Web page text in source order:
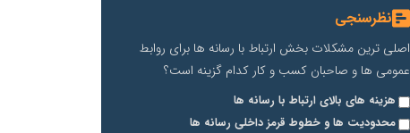
نظرسنجی
اصلی ترین مشکلات بخش ارتباط با رسانه ها برای روابط
عمومی ها و صاحبان کسب و کار کدام گزینه است؟
هزینه های بالای ارتباط با رسانه ها
محدودیت ها و خطوط قرمز داخلی رسانه ها